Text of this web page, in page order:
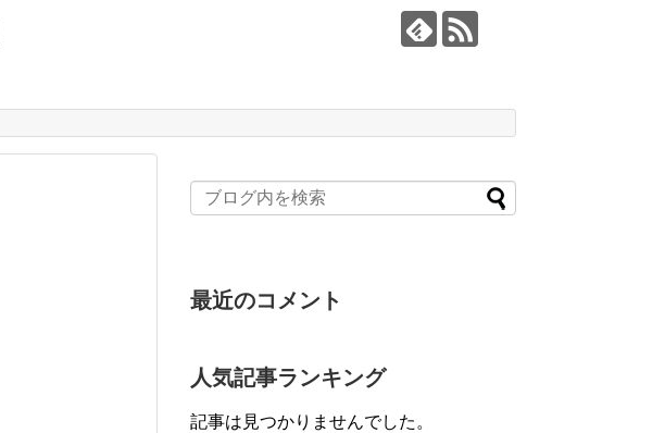
最近のコメント
人気記事ランキング
記事は見つかりませんでした。